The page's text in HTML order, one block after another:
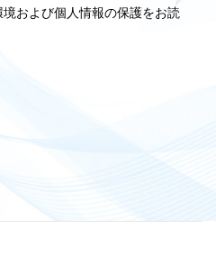
および個人情報の保護をお読